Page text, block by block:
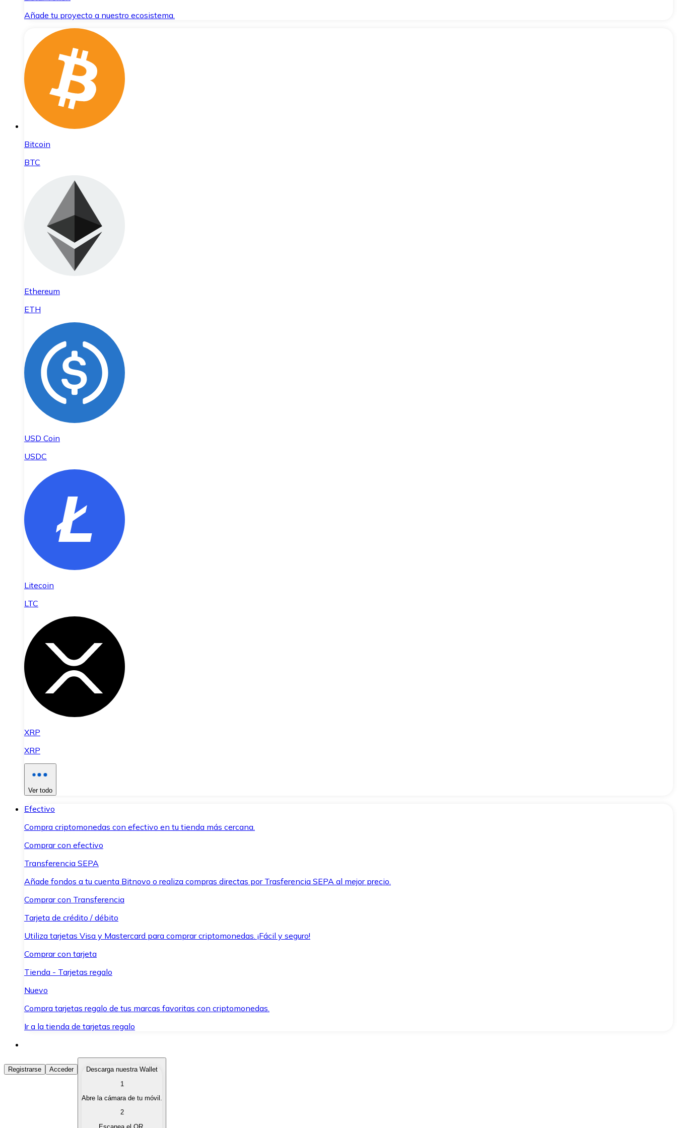
Añade tu proyecto a nuestro ecosistema.
Bitcoin
BTC
Ethereum
ETH
USD Coin
USDC
Litecoin
LTC
XRP
XRP
Ver todo
Efectivo
Compra criptomonedas con efectivo en tu tienda más cercana.
Comprar con efectivo
Transferencia SEPA
Añade fondos a tu cuenta Bitnovo o realiza compras directas por Trasferencia SEPA al mejor precio.
Comprar con Transferencia
Tarjeta de crédito / débito
Utiliza tarjetas Visa y Mastercard para comprar criptomonedas. ¡Fácil y seguro!
Comprar con tarjeta
Tienda - Tarjetas regalo
Nuevo
Compra tarjetas regalo de tus marcas favoritas con criptomonedas.
Ir a la tienda de tarjetas regalo
Comprar Criptomonedas
Compra criptomonedas con diferentes métodos de pago.
Vende tus criptomonedas de forma rápida y segura.
Registrarse Acceder
Descarga nuestra Wallet
1
Abre la cámara de tu móvil.
2